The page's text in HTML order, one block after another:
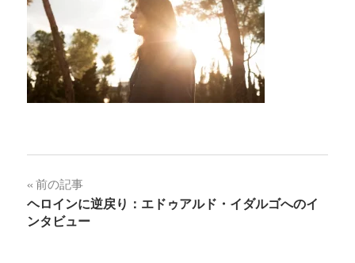
投
稿
前の記事
ヘロインに逆戻り：エドゥアルド・イダルゴへのイ
ンタビュー